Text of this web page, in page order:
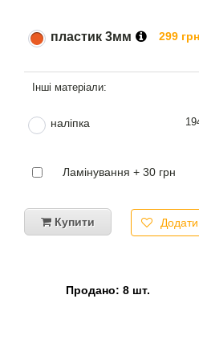
пластик 3мм 299 грн
наліпка
Ламінування + 30 грн
Купити
Продано: 8 шт.